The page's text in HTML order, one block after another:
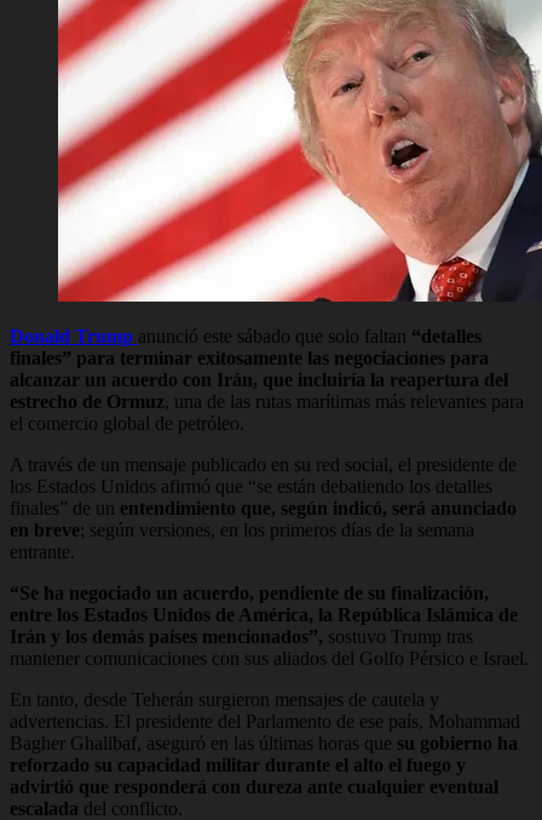
Donald Trump anunció este sábado que solo faltan “detalles
finales” para terminar exitosamente las negociaciones para
alcanzar un acuerdo con Irán, que incluiría la reapertura del
estrecho de Ormuz, una de las rutas marítimas más relevantes para
el comercio global de petróleo.
A través de un mensaje publicado en su red social, el presidente de
los Estados Unidos afirmó que “se están debatiendo los detalles
finales” de un entendimiento que, según indicó, será anunciado
en breve; según versiones, en los primeros días de la semana
entrante.
“Se ha negociado un acuerdo, pendiente de su finalización,
entre los Estados Unidos de América, la República Islámica de
Irán y los demás países mencionados”, sostuvo Trump tras
mantener comunicaciones con sus aliados del Golfo Pérsico e Israel.
En tanto, desde Teherán surgieron mensajes de cautela y
advertencias. El presidente del Parlamento de ese país, Mohammad
Bagher Ghalibaf, aseguró en las últimas horas que su gobierno ha
reforzado su capacidad militar durante el alto el fuego y
advirtió que responderá con dureza ante cualquier eventual
escalada del conflicto.